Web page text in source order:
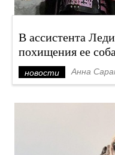
В ассистента
похищения ее
новости Анна